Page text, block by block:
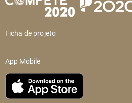
Ficha de projeto
App Mobile